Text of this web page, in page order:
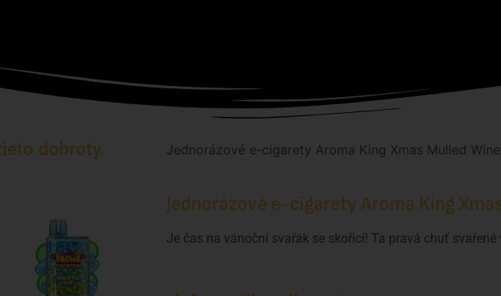
dobroty. Jednorázové e-cigarety Aroma King Xmas Mulled
Jednorázové e-cigarety Aroma King
Je čas na vánoční svařák se skořicí! Ta pravá chuť